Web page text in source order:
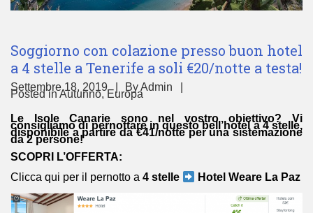
Soggiorno con colazione presso buon hotel
a 4 stelle a Tenerife a soli €20/notte a testa!
Settembre 18, 2019 ByAdmin
Posted inAutunno,Europa
Le Isole Canarie sono nel vostro obiettivo? Vi
consigliamo di pernottare in questo bell’hotel a 4 stelle,
disponibile a partire da €41/notte per una sistemazione
da 2 persone!
SCOPRI L’OFFERTA:
Clicca qui per il pernotto a 4 stelle Hotel Weare La Paz